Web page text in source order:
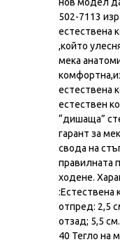
502-7113
естествена
,който
мека
естествена
естествен
“дишаща”
гарант за
свода на
правилната
ходене.
:Естествена
отпред: 2,5
отзад; 5,5
40 Тегло на